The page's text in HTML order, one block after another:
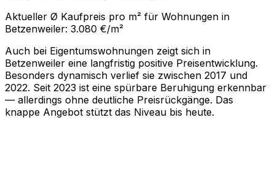
Aktueller Ø Kaufpreis pro m² für Wohnungen in
Betzenweiler: 3.080 €/m²
Auch bei Eigentumswohnungen zeigt sich in
Betzenweiler eine langfristig positive Preisentwicklung.
Besonders dynamisch verlief sie zwischen 2017 und
2022. Seit 2023 ist eine spürbare Beruhigung erkennbar
— allerdings ohne deutliche Preisrückgänge. Das
knappe Angebot stützt das Niveau bis heute.